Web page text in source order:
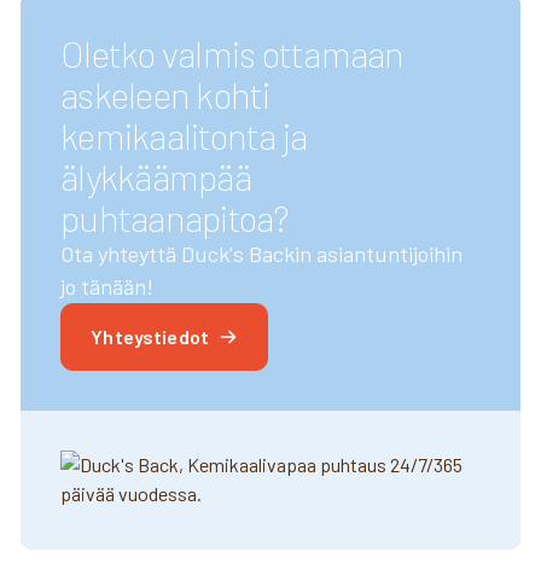
Oletko valmis ottamaan
askeleen kohti
kemikaalitonta ja
älykkäämpää
puhtaanapitoa?
Ota yhteyttä Duck's Backin asiantuntijoihin
jo tänään!
Yhteystiedot